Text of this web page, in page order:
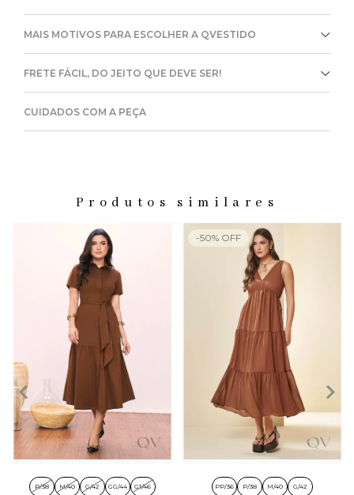
MAIS MOTIVOS PARA ESCOLHER A QVESTIDO
FRETE FÁCIL, DO JEITO QUE DEVE SER!
CUIDADOS COM A PEÇA
Produtos similares
P/38 M/40 G/42 GG/44 G1/46 PP/36 P/38 M/40 G/42
-50% OFF